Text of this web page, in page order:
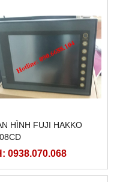
HÌNH FUJI HAKKO
0938.070.068